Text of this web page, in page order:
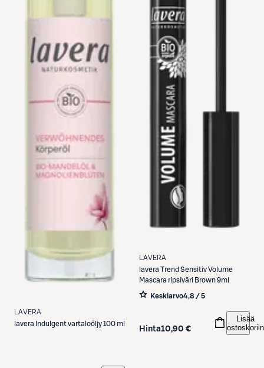
LAVERA
lavera Indulgent vartaloöljy 100 ml
LAVERA
lavera Trend Sensitiv Volume
Mascara ripsiväri Brown 9ml
Keskiarvo4,8 / 5
Hinta10,90 €
Lisää
ostoskoriin